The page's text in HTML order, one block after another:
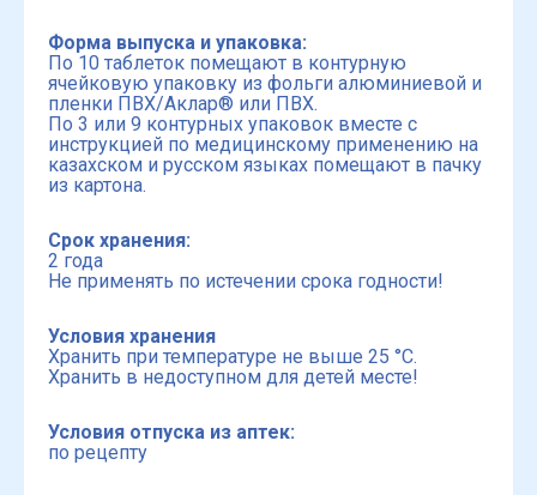
Форма выпуска и упаковка:
По 10 таблеток помещают в контурную
ячейковую упаковку из фольги алюминиевой и
пленки ПВХ/Аклар® или ПВХ.
По 3 или 9 контурных упаковок вместе с
инструкцией по медицинскому применению на
казахском и русском языках помещают в пачку
из картона.
Срок хранения:
2 года
Не применять по истечении срока годности!
Условия хранения
Хранить при температуре не выше 25 °С.
Хранить в недоступном для детей месте!
Условия отпуска из аптек:
по рецепту